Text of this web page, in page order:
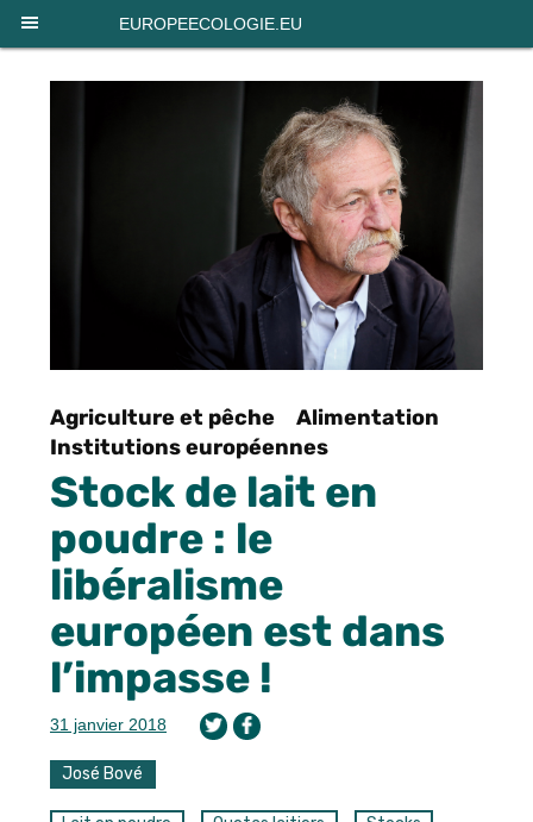
EUROPEECOLOGIE.EU
Agriculture et pêche
Alimentation
Institutions européennes
Stock de lait en
poudre : le
libéralisme
européen est dans
l’impasse !
31 janvier 2018
José Bové